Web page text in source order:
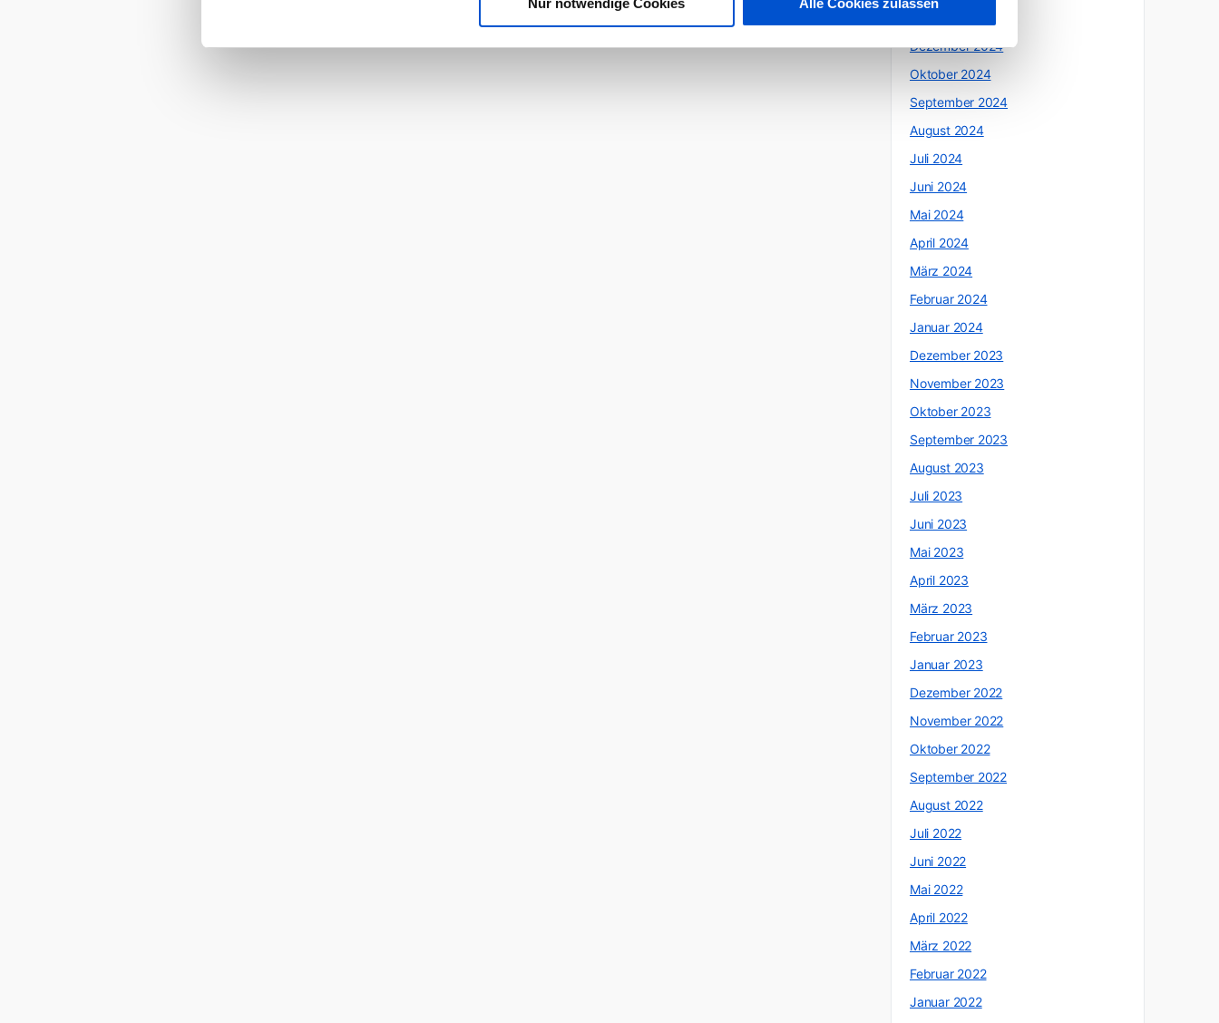
Dezember 2024
Oktober 2024
September 2024
August 2024
Juli 2024
Juni 2024
Mai 2024
April 2024
März 2024
Februar 2024
Januar 2024
Dezember 2023
November 2023
Oktober 2023
September 2023
August 2023
Juli 2023
Juni 2023
Mai 2023
April 2023
März 2023
Februar 2023
Januar 2023
Dezember 2022
November 2022
Oktober 2022
September 2022
August 2022
Juli 2022
Juni 2022
Mai 2022
April 2022
März 2022
Februar 2022
Januar 2022